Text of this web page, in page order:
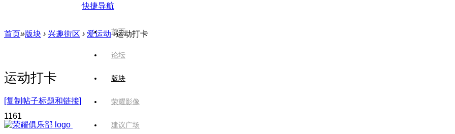
快捷导航
首页
论坛
版块
荣耀影像
建议广场
首页»版块 › 兴趣街区 › 爱运动 ›运动打卡
运动打卡
[复制帖子标题和链接]
1161